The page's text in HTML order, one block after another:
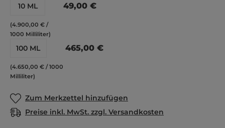
10 ML
(4.900,00 € /
1000 Milliliter)
49,00 €
100 ML
(4.650,00 € / 1000
Milliliter)
465,00 €
Zum Merkzettel hinzufügen
Preise inkl. MwSt. zzgl. Versandkosten